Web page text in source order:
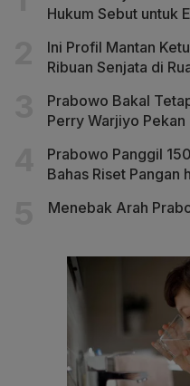
Hukum Sebut untuk
Ini Profil Mantan
Ribuan Senjata di
Prabowo Bakal
Perry Warjiyo Pekan
Prabowo Panggil
Bahas Riset Pangan
Menebak Arah